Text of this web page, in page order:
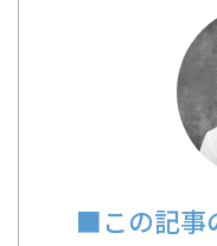
■この記事